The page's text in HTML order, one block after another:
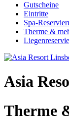
Gutscheine
Eintritte
Spa-
Therme &
Asia
Therme